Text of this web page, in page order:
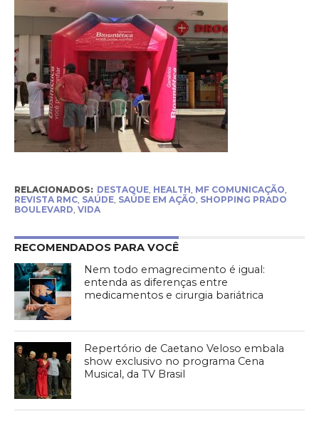
RELACIONADOS: DESTAQUE, HEALTH, MF COMUNICAÇÃO,
REVISTA RMC, SAÚDE, SAÚDE EM AÇÃO, SHOPPING PRADO
BOULEVARD, VIDA
RECOMENDADOS PARA VOCÊ
Nem todo emagrecimento é igual:
entenda as diferenças entre
medicamentos e cirurgia bariátrica
Repertório de Caetano Veloso embala
show exclusivo no programa Cena
Musical, da TV Brasil